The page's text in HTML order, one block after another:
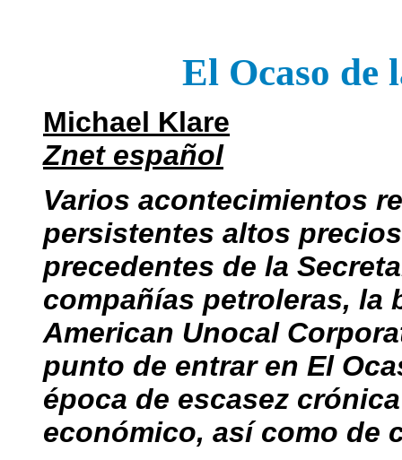
El Ocaso de
Michael Klare
Znet español
Varios acontecimientos
persistentes altos
precedentes de la
compañías petroleras, la
American Unocal
punto de entrar en El
época de escasez
económico, así como de